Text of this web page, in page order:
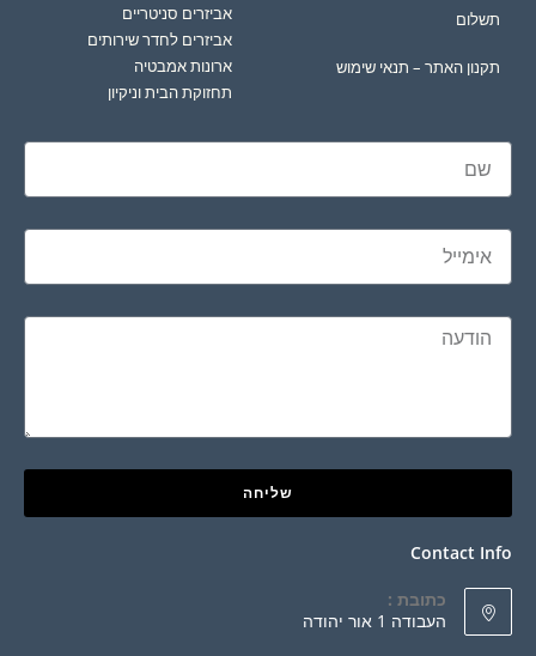
תשלום
תקנון האתר – תנאי שימוש
אביזרים סניטריים
אביזרים לחדר שירותים
ארונות אמבטיה
תחזוקת הבית וניקיון
שליחה
Contact Info
כתובת :
העבודה 1 אור יהודה